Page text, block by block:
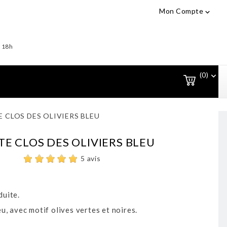
Mon Compte 
(0) 
CLOS DES OLIVIERS BLEU
CLOS DES OLIVIERS BLEU
5 avis
avec motif olives vertes et noires.